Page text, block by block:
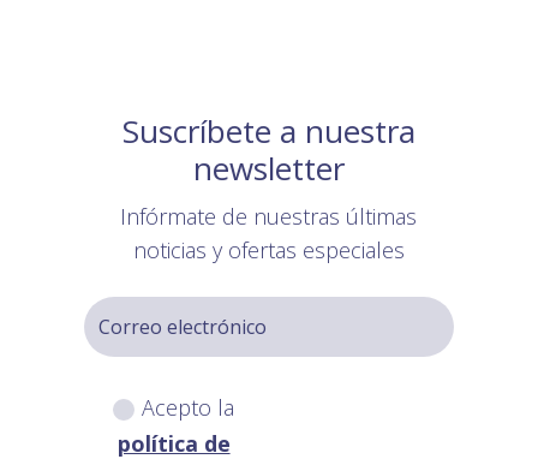
Suscríbete a nuestra
newsletter
Infórmate de nuestras últimas
noticias y ofertas especiales
Acepto la
política de